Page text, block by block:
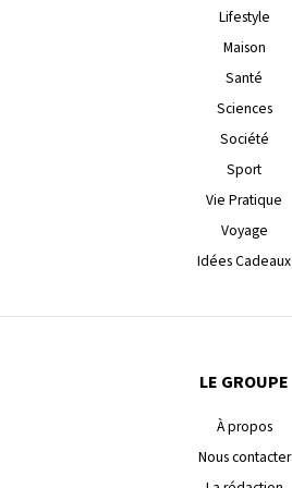
Lifestyle
Maison
Santé
Sciences
Société
Sport
Vie Pratique
Voyage
Idées Cadeaux
LE GROUPE
À propos
Nous contacter